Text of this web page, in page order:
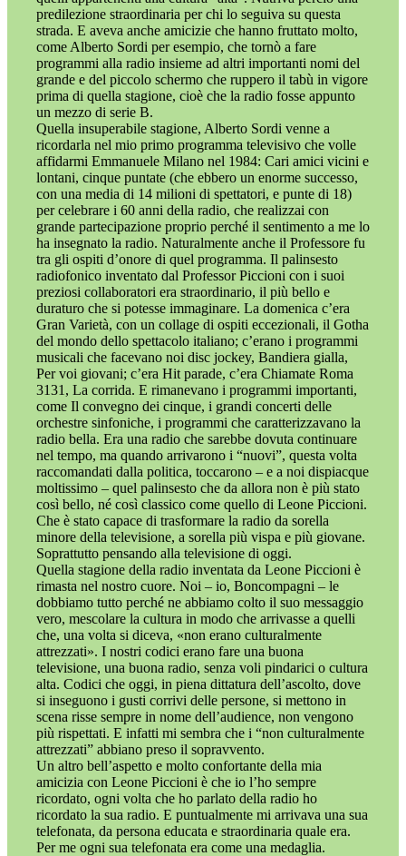
predilezione straordinaria per chi lo seguiva su questa
strada. E aveva anche amicizie che hanno fruttato molto,
come Alberto Sordi per esempio, che tornò a fare
programmi alla radio insieme ad altri importanti nomi del
grande e del piccolo schermo che ruppero il tabù in vigore
prima di quella stagione, cioè che la radio fosse appunto
un mezzo di serie B.
Quella insuperabile stagione, Alberto Sordi venne a
ricordarla nel mio primo programma televisivo che volle
affidarmi Emmanuele Milano nel 1984: Cari amici vicini e
lontani, cinque puntate (che ebbero un enorme successo,
con una media di 14 milioni di spettatori, e punte di 18)
per celebrare i 60 anni della radio, che realizzai con
grande partecipazione proprio perché il sentimento a me lo
ha insegnato la radio. Naturalmente anche il Professore fu
tra gli ospiti d’onore di quel programma. Il palinsesto
radiofonico inventato dal Professor Piccioni con i suoi
preziosi collaboratori era straordinario, il più bello e
duraturo che si potesse immaginare. La domenica c’era
Gran Varietà, con un collage di ospiti eccezionali, il Gotha
del mondo dello spettacolo italiano; c’erano i programmi
musicali che facevano noi disc jockey, Bandiera gialla,
Per voi giovani; c’era Hit parade, c’era Chiamate Roma
3131, La corrida. E rimanevano i programmi importanti,
come Il convegno dei cinque, i grandi concerti delle
orchestre sinfoniche, i programmi che caratterizzavano la
radio bella. Era una radio che sarebbe dovuta continuare
nel tempo, ma quando arrivarono i “nuovi”, questa volta
raccomandati dalla politica, toccarono – e a noi dispiacque
moltissimo – quel palinsesto che da allora non è più stato
così bello, né così classico come quello di Leone Piccioni.
Che è stato capace di trasformare la radio da sorella
minore della televisione, a sorella più vispa e più giovane.
Soprattutto pensando alla televisione di oggi.
Quella stagione della radio inventata da Leone Piccioni è
rimasta nel nostro cuore. Noi – io, Boncompagni – le
dobbiamo tutto perché ne abbiamo colto il suo messaggio
vero, mescolare la cultura in modo che arrivasse a quelli
che, una volta si diceva, «non erano culturalmente
attrezzati». I nostri codici erano fare una buona
televisione, una buona radio, senza voli pindarici o cultura
alta. Codici che oggi, in piena dittatura dell’ascolto, dove
si inseguono i gusti corrivi delle persone, si mettono in
scena risse sempre in nome dell’audience, non vengono
più rispettati. E infatti mi sembra che i “non culturalmente
attrezzati” abbiano preso il sopravvento.
Un altro bell’aspetto e molto confortante della mia
amicizia con Leone Piccioni è che io l’ho sempre
ricordato, ogni volta che ho parlato della radio ho
ricordato la sua radio. E puntualmente mi arrivava una sua
telefonata, da persona educata e straordinaria quale era.
Per me ogni sua telefonata era come una medaglia.